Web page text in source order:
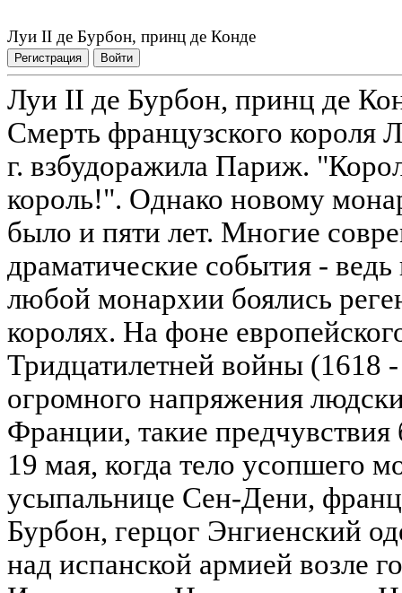
Луи II де Бурбон, принц де Конде
Регистрация Войти
Луи II де Бурбон, принц де
Смерть французского
г. взбудоражила Париж.
король!". Однако новому
было и пяти лет. Многие
драматические события -
любой монархии боялись
королях. На фоне
Тридцатилетней войны (1618
огромного напряжения
Франции, такие
19 мая, когда тело усопшего
усыпальнице Сен-Дени,
Бурбон, герцог Энгиенский
над испанской армией возле